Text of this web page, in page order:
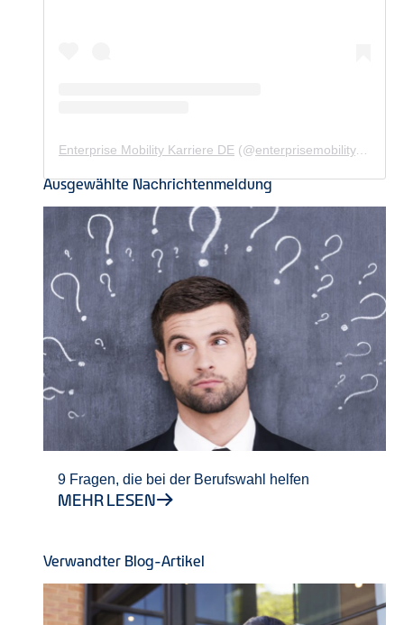
Enterprise Mobility Karriere DE (@enterprisemobility.karriere.de
Ausgewählte Nachrichtenmeldung
9 Fragen, die bei der Berufswahl helfen
MEHR LESEN
Verwandter Blog-Artikel